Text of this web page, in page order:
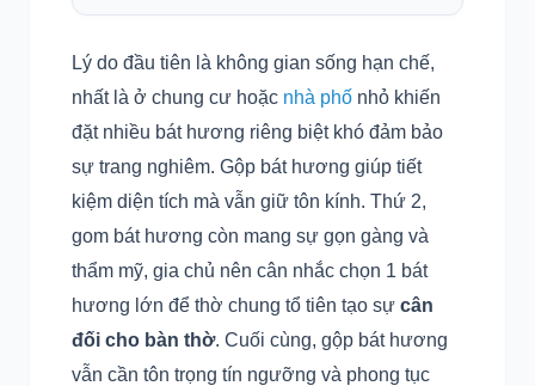
Lý do đầu tiên là không gian sống hạn chế,
nhất là ở chung cư hoặc nhà phố nhỏ khiến
đặt nhiều bát hương riêng biệt khó đảm bảo
sự trang nghiêm. Gộp bát hương giúp tiết
kiệm diện tích mà vẫn giữ tôn kính. Thứ 2,
gom bát hương còn mang sự gọn gàng và
thẩm mỹ, gia chủ nên cân nhắc chọn 1 bát
hương lớn để thờ chung tổ tiên tạo sự cân
đối cho bàn thờ. Cuối cùng, gộp bát hương
vẫn cần tôn trọng tín ngưỡng và phong tục